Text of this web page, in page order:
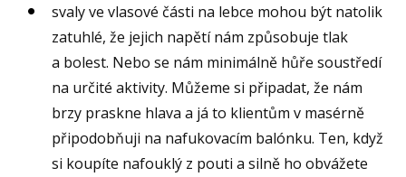
svaly ve vlasové části na lebce mohou být natolik
zatuhlé, že jejich napětí nám způsobuje tlak
a bolest. Nebo se nám minimálně hůře soustředí
na určité aktivity. Můžeme si připadat, že nám
brzy praskne hlava a já to klientům v masérně
připodobňuji na nafukovacím balónku. Ten, když
si koupíte nafouklý z pouti a silně ho obvážete